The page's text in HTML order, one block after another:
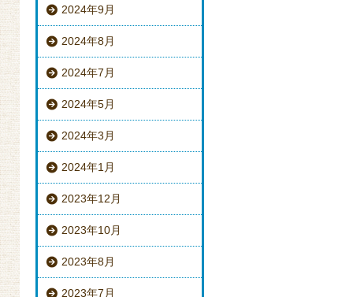
2024年9月
2024年8月
2024年7月
2024年5月
2024年3月
2024年1月
2023年12月
2023年10月
2023年8月
2023年7月